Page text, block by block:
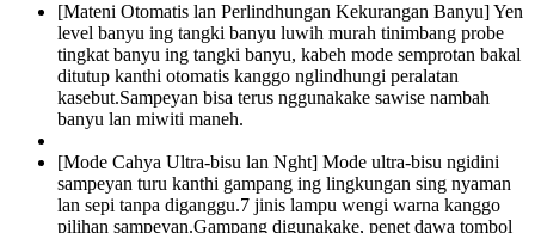
[Mateni Otomatis lan Perlindhungan Kekurangan Banyu] Yen
level banyu ing tangki banyu luwih murah tinimbang probe
tingkat banyu ing tangki banyu, kabeh mode semprotan bakal
ditutup kanthi otomatis kanggo nglindhungi peralatan
kasebut.Sampeyan bisa terus nggunakake sawise nambah
banyu lan miwiti maneh.
[Mode Cahya Ultra-bisu lan Nght] Mode ultra-bisu ngidini
sampeyan turu kanthi gampang ing lingkungan sing nyaman
lan sepi tanpa diganggu.7 jinis lampu wengi warna kanggo
pilihan sampeyan.Gampang digunakake, penet dawa tombol